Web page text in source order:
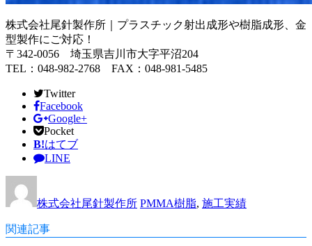
株式会社尾針製作所｜プラスチック射出成形や樹脂成形、金
型製作にご対応！
〒342-0056 埼玉県吉川市大字平沼204
TEL：048-982-2768 FAX：048-981-5485
Twitter
Facebook
Google+
Pocket
B!はてブ
LINE
株式会社尾針製作所 PMMA樹脂, 施工実績
関連記事